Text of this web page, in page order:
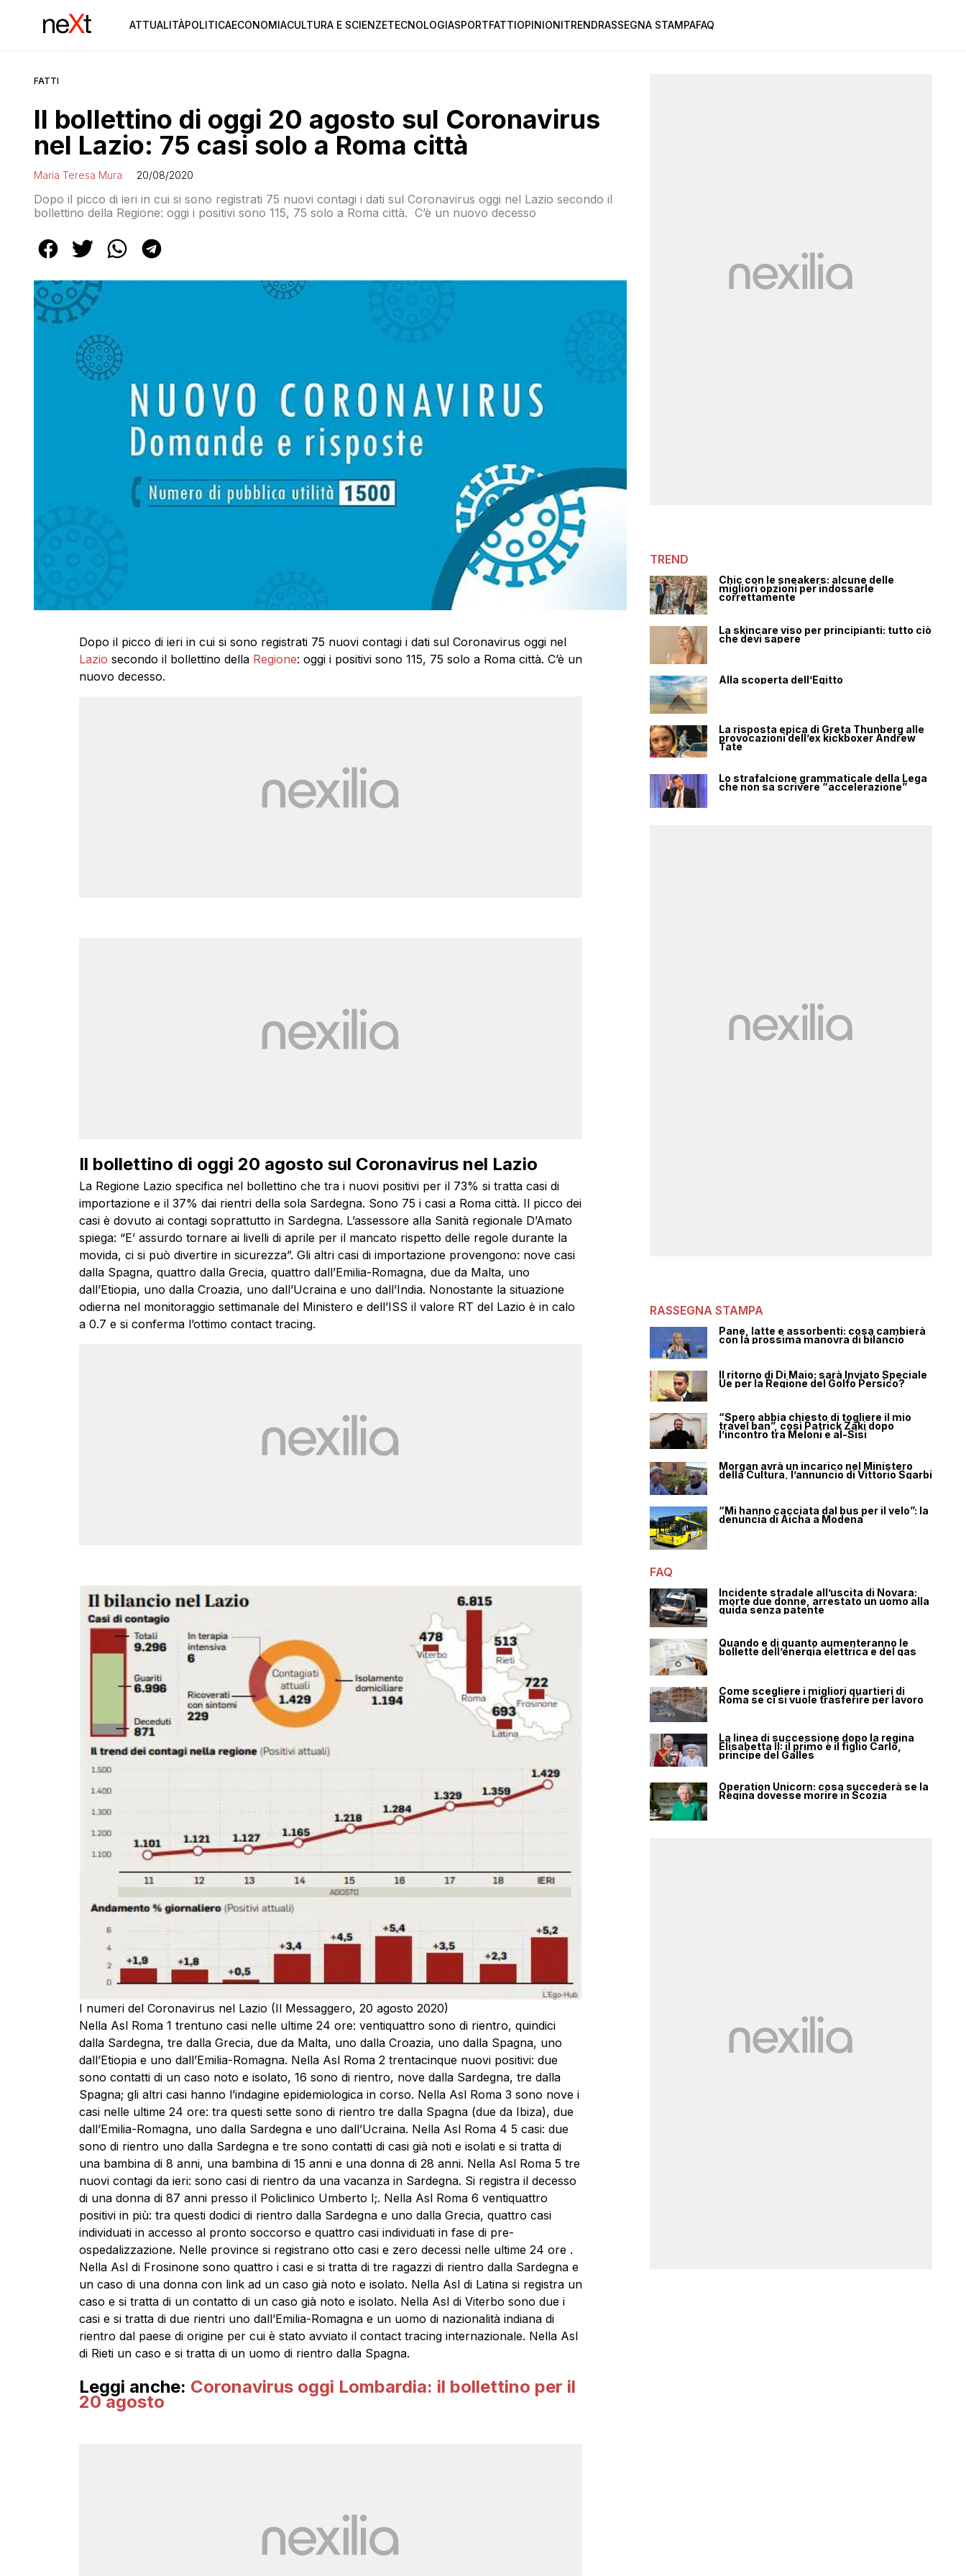
ATTUALITÀPOLITICAECONOMIACULTURA E SCIENZETECNOLOGIASPORTFATTIOPINIONITRENDRASSEGNA STAMPAFAQ
FATTI
Il bollettino di oggi 20 agosto sul Coronavirus
nel Lazio: 75 casi solo a Roma città
Maria Teresa Mura 20/08/2020
Dopo il picco di ieri in cui si sono registrati 75 nuovi contagi i dati sul Coronavirus oggi nel Lazio secondo il
bollettino della Regione: oggi i positivi sono 115, 75 solo a Roma città. C’è un nuovo decesso
Dopo il picco di ieri in cui si sono registrati 75 nuovi contagi i dati sul Coronavirus oggi nel
Lazio secondo il bollettino della Regione: oggi i positivi sono 115, 75 solo a Roma città. C’è un
nuovo decesso.
Il bollettino di oggi 20 agosto sul Coronavirus nel Lazio
La Regione Lazio specifica nel bollettino che tra i nuovi positivi per il 73% si tratta casi di
importazione e il 37% dai rientri della sola Sardegna. Sono 75 i casi a Roma città. Il picco dei
casi è dovuto ai contagi soprattutto in Sardegna. L’assessore alla Sanità regionale D’Amato
spiega: “E’ assurdo tornare ai livelli di aprile per il mancato rispetto delle regole durante la
movida, ci si può divertire in sicurezza”. Gli altri casi di importazione provengono: nove casi
dalla Spagna, quattro dalla Grecia, quattro dall’Emilia-Romagna, due da Malta, uno
dall’Etiopia, uno dalla Croazia, uno dall’Ucraina e uno dall’India. Nonostante la situazione
odierna nel monitoraggio settimanale del Ministero e dell’ISS il valore RT del Lazio è in calo
a 0.7 e si conferma l’ottimo contact tracing.
I numeri del Coronavirus nel Lazio (Il Messaggero, 20 agosto 2020)
Nella Asl Roma 1 trentuno casi nelle ultime 24 ore: ventiquattro sono di rientro, quindici
dalla Sardegna, tre dalla Grecia, due da Malta, uno dalla Croazia, uno dalla Spagna, uno
dall’Etiopia e uno dall’Emilia-Romagna. Nella Asl Roma 2 trentacinque nuovi positivi: due
sono contatti di un caso noto e isolato, 16 sono di rientro, nove dalla Sardegna, tre dalla
Spagna; gli altri casi hanno l’indagine epidemiologica in corso. Nella Asl Roma 3 sono nove i
casi nelle ultime 24 ore: tra questi sette sono di rientro tre dalla Spagna (due da Ibiza), due
dall’Emilia-Romagna, uno dalla Sardegna e uno dall’Ucraina. Nella Asl Roma 4 5 casi: due
sono di rientro uno dalla Sardegna e tre sono contatti di casi già noti e isolati e si tratta di
una bambina di 8 anni, una bambina di 15 anni e una donna di 28 anni. Nella Asl Roma 5 tre
nuovi contagi da ieri: sono casi di rientro da una vacanza in Sardegna. Si registra il decesso
di una donna di 87 anni presso il Policlinico Umberto I;. Nella Asl Roma 6 ventiquattro
positivi in più: tra questi dodici di rientro dalla Sardegna e uno dalla Grecia, quattro casi
individuati in accesso al pronto soccorso e quattro casi individuati in fase di pre-
ospedalizzazione. Nelle province si registrano otto casi e zero decessi nelle ultime 24 ore .
Nella Asl di Frosinone sono quattro i casi e si tratta di tre ragazzi di rientro dalla Sardegna e
un caso di una donna con link ad un caso già noto e isolato. Nella Asl di Latina si registra un
caso e si tratta di un contatto di un caso già noto e isolato. Nella Asl di Viterbo sono due i
casi e si tratta di due rientri uno dall’Emilia-Romagna e un uomo di nazionalità indiana di
rientro dal paese di origine per cui è stato avviato il contact tracing internazionale. Nella Asl
di Rieti un caso e si tratta di un uomo di rientro dalla Spagna.
Leggi anche: Coronavirus oggi Lombardia: il bollettino per il
20 agosto
TREND
Chic con le sneakers: alcune delle
migliori opzioni per indossarle
correttamente
La skincare viso per principianti: tutto ciò
che devi sapere
Alla scoperta dell’Egitto
La risposta epica di Greta Thunberg alle
provocazioni dell’ex kickboxer Andrew
Tate
Lo strafalcione grammaticale della Lega
che non sa scrivere “accelerazione”
RASSEGNA STAMPA
Pane, latte e assorbenti: cosa cambierà
con la prossima manovra di bilancio
Il ritorno di Di Maio: sarà Inviato Speciale
Ue per la Regione del Golfo Persico?
“Spero abbia chiesto di togliere il mio
travel ban”, così Patrick Zaki dopo
l’incontro tra Meloni e al-Sisi
Morgan avrà un incarico nel Ministero
della Cultura, l’annuncio di Vittorio Sgarbi
“Mi hanno cacciata dal bus per il velo”: la
denuncia di Aicha a Modena
FAQ
Incidente stradale all’uscita di Novara:
morte due donne, arrestato un uomo alla
guida senza patente
Quando e di quanto aumenteranno le
bollette dell’energia elettrica e del gas
Come scegliere i migliori quartieri di
Roma se ci si vuole trasferire per lavoro
La linea di successione dopo la regina
Elisabetta II: il primo è il figlio Carlo,
principe del Galles
Operation Unicorn: cosa succederà se la
Regina dovesse morire in Scozia